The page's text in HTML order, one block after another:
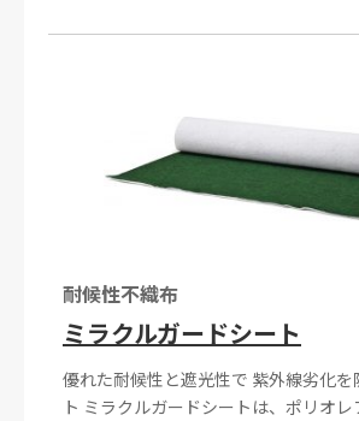
耐候性不織布
ミラクルガードシート
優れた耐候性と遮光性で 紫外線劣化を
ト ミラクルガードシートは、ポリオ